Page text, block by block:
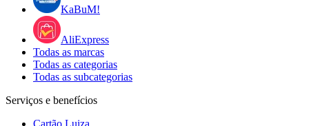
KaBuM!
AliExpress
Todas as marcas
Todas as categorias
Todas as subcategorias
Serviços e benefícios
Cartão Luiza